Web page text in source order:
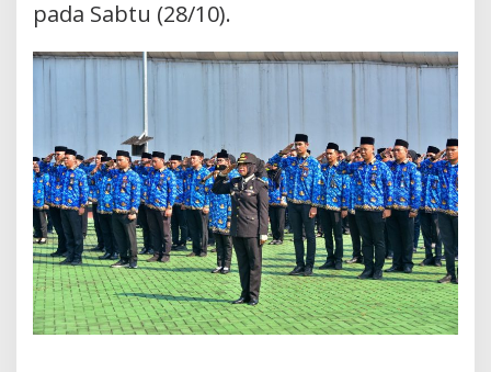
pada Sabtu (28/10).